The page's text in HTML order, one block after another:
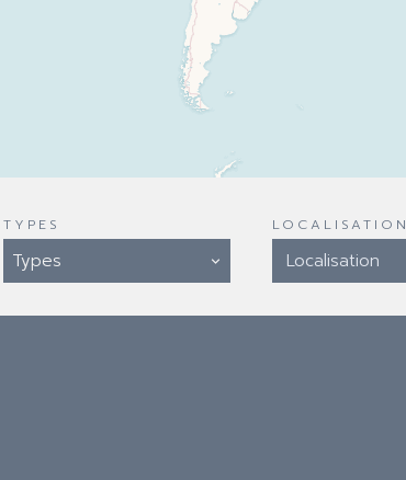
TYPES
Types
LOCALISATION
Localisation